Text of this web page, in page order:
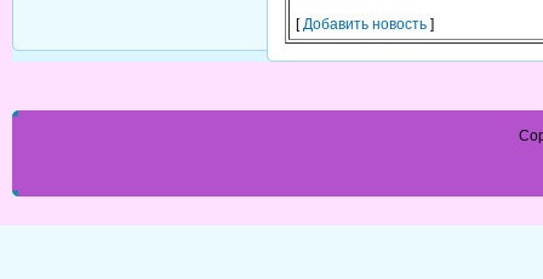
[Добавить новость ]